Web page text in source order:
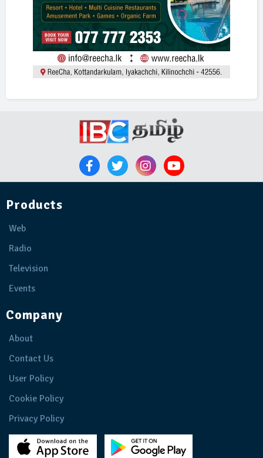
Products
Web
Radio
Television
Events
Company
About
Contact Us
User Policy
Cookie Policy
Privacy Policy